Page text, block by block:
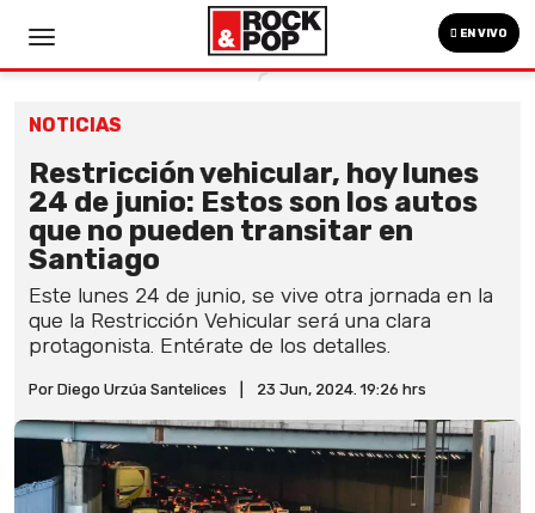
EN VIVO
NOTICIAS
Restricción vehicular, hoy lunes
24 de junio: Estos son los autos
que no pueden transitar en
Santiago
Este lunes 24 de junio, se vive otra jornada en la
que la Restricción Vehicular será una clara
protagonista. Entérate de los detalles.
Por Diego Urzúa Santelices 23 Jun, 2024. 19:26 hrs